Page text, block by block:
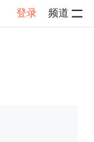
登录 频道